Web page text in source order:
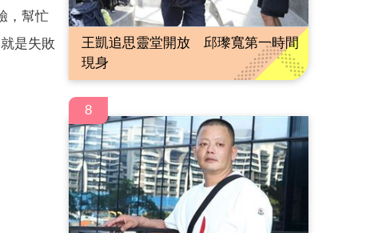
，幫忙
是失敗
王凱追思靈堂開放 邱瓈寬第一時間
現身
8